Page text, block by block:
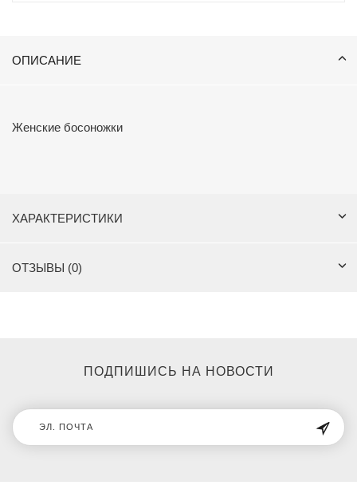
ОПИСАНИЕ
Женские босоножки
ХАРАКТЕРИСТИКИ
ОТЗЫВЫ (0)
ПОДПИШИСЬ НА НОВОСТИ